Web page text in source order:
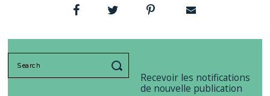
Recevoir les notifications
de nouvelle publication